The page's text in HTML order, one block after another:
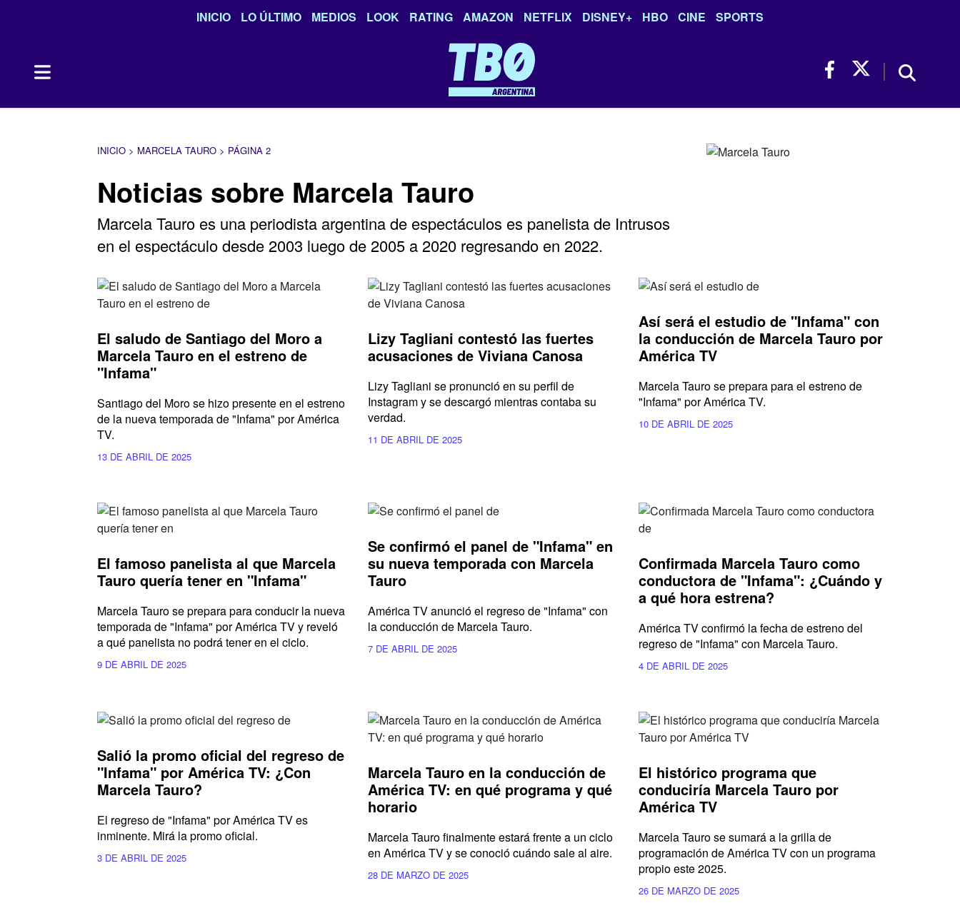
INICIO LO ÚLTIMO MEDIOS LOOK RATING AMAZON NETFLIX DISNEY+ HBO CINE SPORTS
INICIO > MARCELA TAURO > PÁGINA 2
Noticias sobre Marcela Tauro
Marcela Tauro es una periodista argentina de espectáculos es panelista de Intrusos
en el espectáculo desde 2003 luego de 2005 a 2020 regresando en 2022.
El saludo de Santiago del Moro a
Marcela Tauro en el estreno de
"Infama"
Santiago del Moro se hizo presente en el estreno
de la nueva temporada de "Infama" por América
TV.
13 DE ABRIL DE 2025
Lizy Tagliani contestó las fuertes
acusaciones de Viviana Canosa
Lizy Tagliani se pronunció en su perfil de
Instagram y se descargó mientras contaba su
verdad.
11 DE ABRIL DE 2025
Así será el estudio de "Infama" con
la conducción de Marcela Tauro por
América TV
Marcela Tauro se prepara para el estreno de
"Infama" por América TV.
10 DE ABRIL DE 2025
El famoso panelista al que Marcela
Tauro quería tener en "Infama"
Marcela Tauro se prepara para conducir la nueva
temporada de "Infama" por América TV y reveló
a qué panelista no podrá tener en el ciclo.
9 DE ABRIL DE 2025
Se confirmó el panel de "Infama" en
su nueva temporada con Marcela
Tauro
América TV anunció el regreso de "Infama" con
la conducción de Marcela Tauro.
7 DE ABRIL DE 2025
Confirmada Marcela Tauro como
conductora de "Infama": ¿Cuándo y
a qué hora estrena?
América TV confirmó la fecha de estreno del
regreso de "Infama" con Marcela Tauro.
4 DE ABRIL DE 2025
Salió la promo oficial del regreso de
"Infama" por América TV: ¿Con
Marcela Tauro?
El regreso de "Infama" por América TV es
inminente. Mirá la promo oficial.
3 DE ABRIL DE 2025
Marcela Tauro en la conducción de
América TV: en qué programa y qué
horario
Marcela Tauro finalmente estará frente a un ciclo
en América TV y se conoció cuándo sale al aire.
28 DE MARZO DE 2025
El histórico programa que
conduciría Marcela Tauro por
América TV
Marcela Tauro se sumará a la grilla de
programación de América TV con un programa
propio este 2025.
26 DE MARZO DE 2025